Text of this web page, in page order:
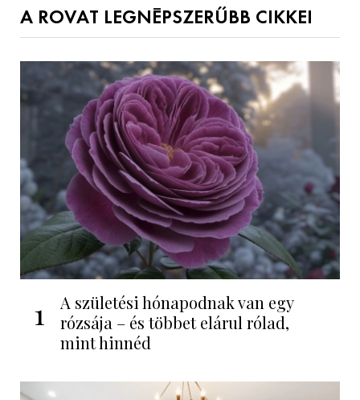
A ROVAT LEGNÉPSZERŰBB CIKKEI
1
A születési hónapodnak van egy
rózsája – és többet elárul rólad,
mint hinnéd